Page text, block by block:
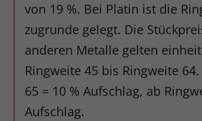
von 19 %. Bei Platin ist die
zugrunde gelegt. Die
anderen Metalle gelten
Ringweite 45 bis Ringweite
65 = 10 % Aufschlag, ab
Aufschlag.